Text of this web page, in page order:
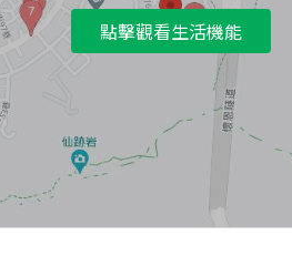
點擊觀看生活機能